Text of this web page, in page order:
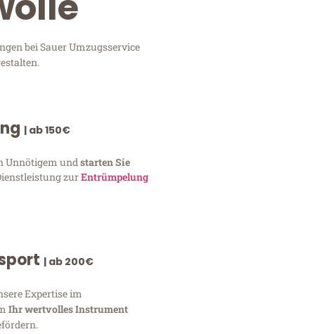
bei Sauer Umzugsservice
| ab 150€
Unnötigem und starten Sie
zurEntrümpelung
| ab 200€
Expertise im
Ihr wertvolles Instrument